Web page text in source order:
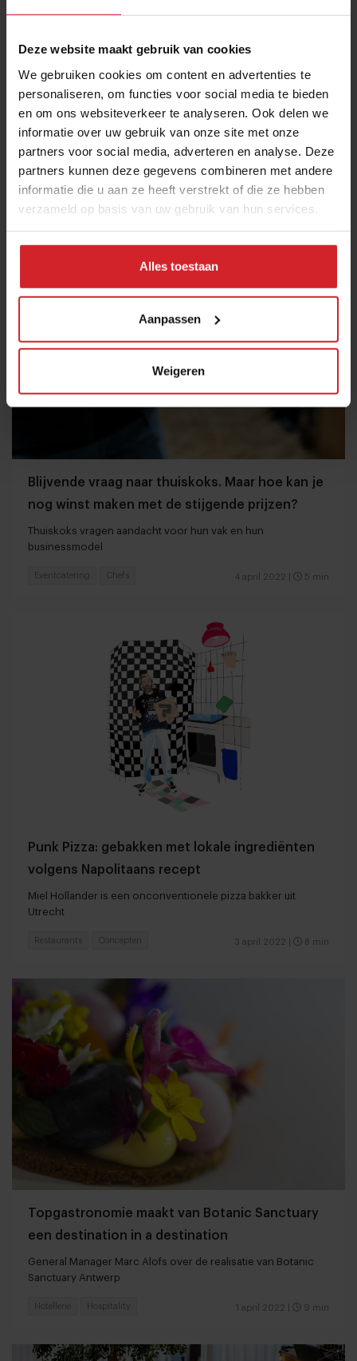
Deze website maakt gebruik van cookies
We gebruiken cookies om content en advertenties te
personaliseren, om functies voor social media te bieden
en om ons websiteverkeer te analyseren. Ook delen we
informatie over uw gebruik van onze site met onze
partners voor social media, adverteren en analyse. Deze
partners kunnen deze gegevens combineren met andere
informatie die u aan ze heeft verstrekt of die ze hebben
verzameld op basis van uw gebruik van hun services.
Alles toestaan
Aanpassen
Weigeren
Soenil Bahadoer: "Diversiteit is helemaal in, en
ik doe er mijn voordeel mee"
Van afwijzing na afwijzing tot populaire tweesterrenchef van
5 april 2022 | 3 min
Gastronomie Chefs
Blijvende vraag naar thuiskoks. Maar hoe kan je
nog winst maken met de stijgende prijzen?
Thuiskoks vragen aandacht voor hun vak en hun
businessmodel
4 april 2022 5 min
Eventcatering Chefs
Punk Pizza: gebakken met lokale ingrediënten
volgens Napolitaans recept
Miel Hollander is een onconventionele pizza bakker uit
Utrecht
3 april 2022 8 min
Restaurants Concepten
Topgastronomie maakt van Botanic Sanctuary
een destination in a destination
General Manager Marc Alofs over de realisatie van Botanic
Sanctuary Antwerp
1 april 2022 9 min
Hotellerie Hospitality